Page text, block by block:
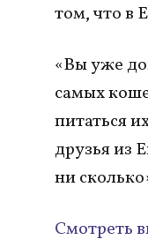
том, что в
«Вы уже
самых
питаться
друзья из
ни
Смотреть